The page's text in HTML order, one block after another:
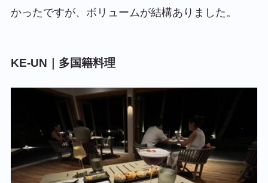
かったですが、ボリュームが結構ありました。
KE-UN｜多国籍料理